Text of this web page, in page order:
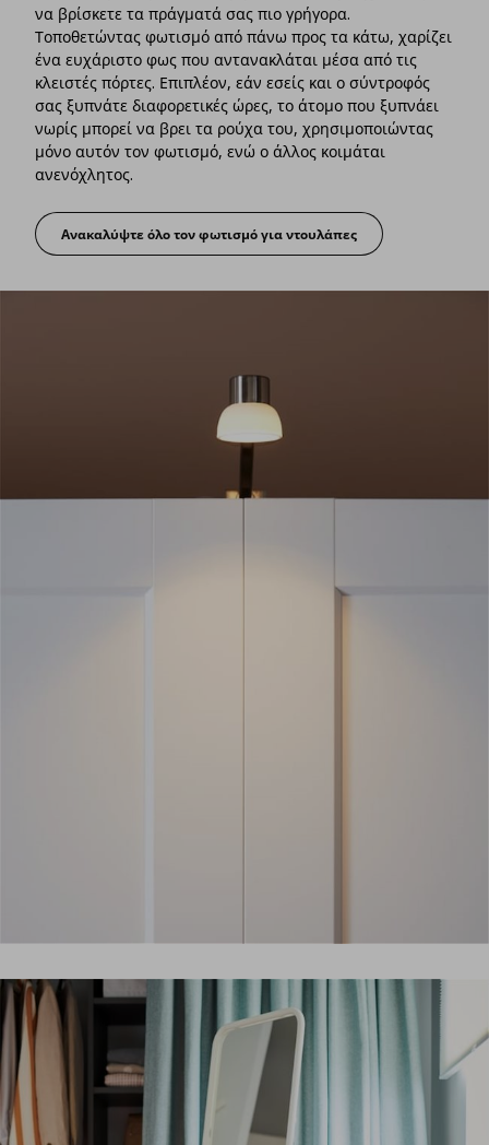
να βρίσκετε τα πράγματά σας πιο γρήγορα.
Τοποθετώντας φωτισμό από πάνω προς τα κάτω, χαρίζει
ένα ευχάριστο φως που αντανακλάται μέσα από τις
κλειστές πόρτες. Επιπλέον, εάν εσείς και ο σύντροφός
σας ξυπνάτε διαφορετικές ώρες, το άτομο που ξυπνάει
νωρίς μπορεί να βρει τα ρούχα του, χρησιμοποιώντας
μόνο αυτόν τον φωτισμό, ενώ ο άλλος κοιμάται
ανενόχλητος.
Τα ρούχα σας στο προσκήνιο
Ανακαλύψτε όλο τον φωτισμό για ντουλάπες